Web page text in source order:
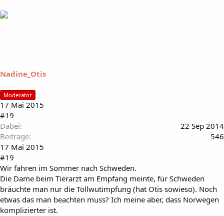
Nadine_Otis
Moderator
17 Mai 2015
#19
Dabei
22 Sep 2014
Beiträge
546
17 Mai 2015
#19
Wir fahren im Sommer nach Schweden.
Die Dame beim Tierarzt am Empfang meinte, für Schweden
bräuchte man nur die Tollwutimpfung (hat Otis sowieso). Noch
etwas das man beachten muss? Ich meine aber, dass Norwegen
komplizierter ist.